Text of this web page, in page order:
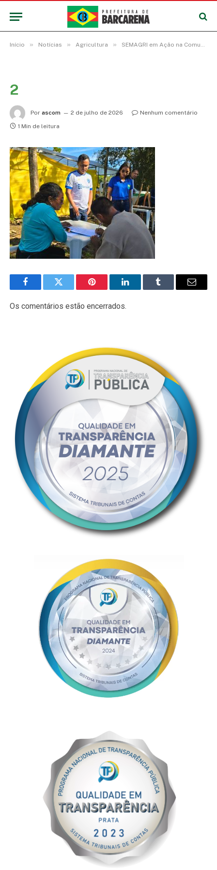
Início » Notícias » Agricultura » SEMAGRI em Ação na Comunidade fortalece a agricultura familiar na Colônia CDI
2
Por ascom 2 de julho de 2026
Nenhum comentário
1 Min de leitura
FacebookTwitter Pinterest LinkedInTumblr
E-
Os comentários estão encerrados.